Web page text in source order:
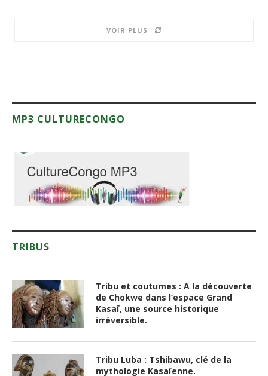
VOIR PLUS
MP3 CULTURECONGO
TRIBUS
Tribu et coutumes : A la découverte
de Chokwe dans l’espace Grand
Kasaï, une source historique
irréversible.
Tribu Luba : Tshibawu, clé de la
mythologie Kasaïenne.